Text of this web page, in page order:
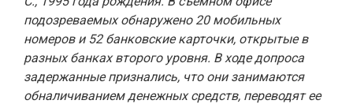
подозреваемых обнаружено 20 мобильных
номеров и 52 банковские карточки, открытые в
разных банках второго уровня. В ходе допроса
задержанные признались, что они занимаются
обналичиванием денежных средств, переводят ее